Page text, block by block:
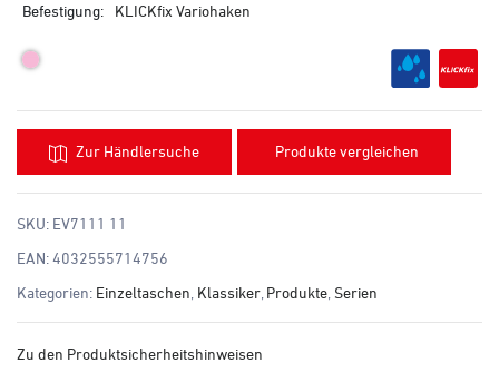
Befestigung:
KLICKfix Variohaken
Zur Händlersuche Produkte vergleichen
SKU: EV7111 11
EAN:4032555714756
Kategorien: Einzeltaschen Klassiker Produkte Serien
Zu den Produktsicherheitshinweisen